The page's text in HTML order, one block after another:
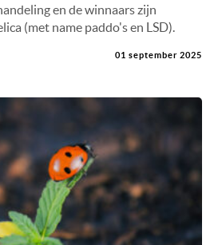
en de winnaars zijn
(met name paddo's en LSD).
01 september 2025